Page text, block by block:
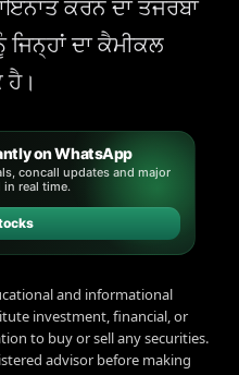
ਕਰਨ ਦਾ ਤਜਰਬਾ
ਦਾ ਕੈਮੀਕਲ
ਹੈ।
on WhatsApp
concall updates and major
in real time.
and informational
investment, financial, or
to buy or sell any securities.
advisor before making